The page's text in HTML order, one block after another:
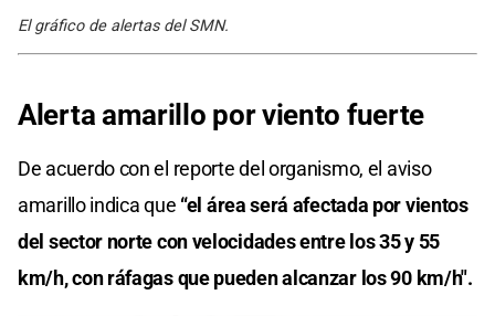
El gráfico de alertas del SMN.
Alerta amarillo por viento fuerte
De acuerdo con el reporte del organismo, el aviso
amarillo indica que “el área será afectada por vientos
del sector norte con velocidades entre los 35 y 55
km/h, con ráfagas que pueden alcanzar los 90 km/h".